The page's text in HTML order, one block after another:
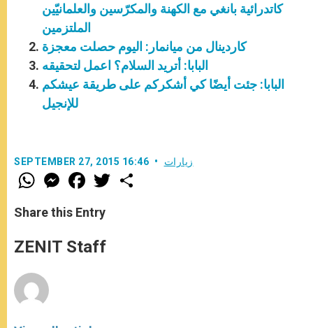
كاتدرائية بانغي مع الكهنة والمكرّسين والعلمانيّين
الملتزمين
كاردينال من ميانمار: اليوم حصلت معجزة
البابا: أتريد السلام؟ اعمل لتحقيقه
البابا: جئت أيضًا كي أشكركم على طريقة عيشكم
للإنجيل
SEPTEMBER 27, 2015 16:46 زيارات
W
h
t
s
p
p
M
e
s
e
g
e
F
a
e
b
o
k
w
Share this Entry
ZENIT Staff